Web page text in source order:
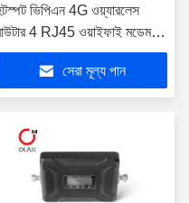
ভিপিএন 4G ওয়্যারলেস
4 RJ45 ওয়াইফাই মডেম
N41
4G ওয়াইফাই রাউটারসেরা মূল্য পান